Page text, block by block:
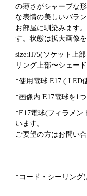
の薄さがシャープな
な表情の美しいバラ
お部屋に馴染みます
す。状態は拡大画像
size:H75(ソケット上
リング上部〜シェー
*使用電球 E17 ( LED
*画像内 E17電球を1
*E17電球(フィラメン
います。
ご要望の方はお問い
*コード・シーリング